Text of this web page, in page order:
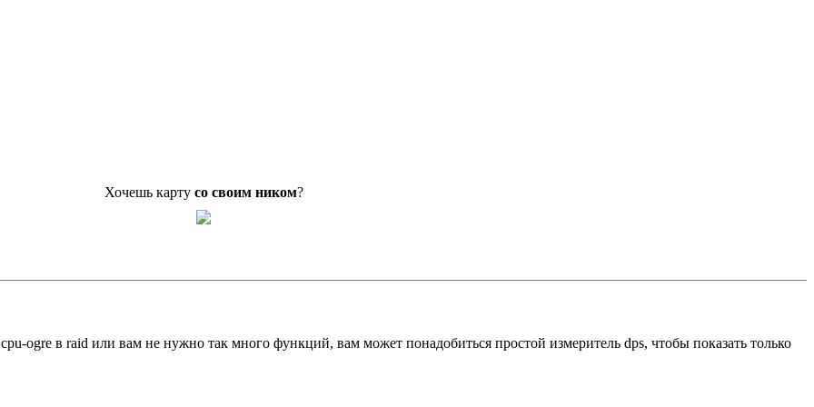
Хочешь карту со своим ником?
ogre в raid или вам не нужно так много функций, вам может понадобиться простой измеритель dps, чтобы показать только